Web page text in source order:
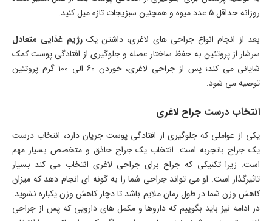
روزانه حداقل 5 عدد میوه و همچنین سبزیجات تازه میل کنید.
بعد از انجام انواع جراحی های لاغری، داشتن یکرژیم غذایی متعادل
سرشار از پروتئین به حفظ ساختار عضله و جلوگیری از افتادگی پوست کمک
شایانی می کند؛ پس از جراحی لاغری، خوردن 60 الی 100 گرم پروتئین
توصیه می شود.
انتخاب درست جراح لاغری
یکی از عواملی که جلوگیری از افتادگی پوست جریان دارد، انتخاب درست
یک جراح باتجربه است. انتخاب یک جراح حاذق و متخصص بسیار مهم
است. زیرا تکنیکی که جراح برای جراحی لاغری انتخاب می کند بسیار
تاثیرگذار است. او می تواند جراحی شما را به گونه ای انجام دهد که میزان
کاهش وزن شما در طول زمان ملایم باشد تا دچار کاهش وزن یکباره نشوید.
در ادامه نیز باید بگوییم که داروها و مکمل های دارویی که پس از جراحی